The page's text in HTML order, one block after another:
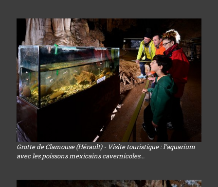
Grotte de Clamouse (Hérault) - Visite touristique : l'aquarium
avec les poissons mexicains cavernicoles...